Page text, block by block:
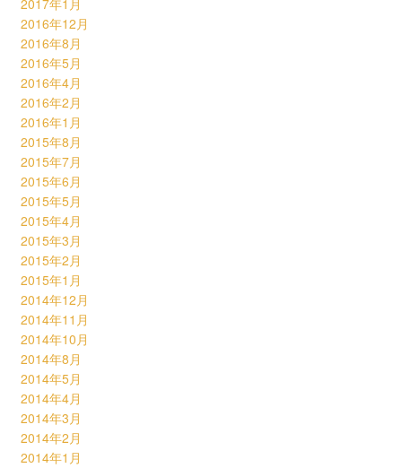
2017年1月
2016年12月
2016年8月
2016年5月
2016年4月
2016年2月
2016年1月
2015年8月
2015年7月
2015年6月
2015年5月
2015年4月
2015年3月
2015年2月
2015年1月
2014年12月
2014年11月
2014年10月
2014年8月
2014年5月
2014年4月
2014年3月
2014年2月
2014年1月